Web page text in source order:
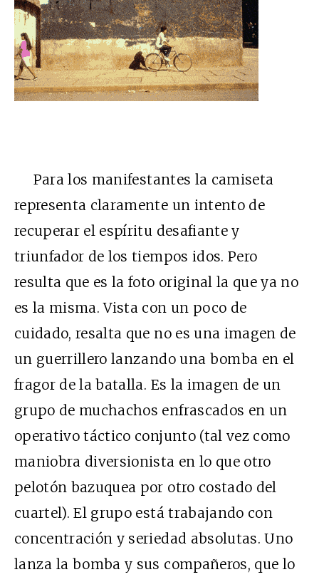
Para los manifestantes la camiseta
representa claramente un intento de
recuperar el espíritu desafiante y
triunfador de los tiempos idos. Pero
resulta que es la foto original la que ya no
es la misma. Vista con un poco de
cuidado, resalta que no es una imagen de
un guerrillero lanzando una bomba en el
fragor de la batalla. Es la imagen de un
grupo de muchachos enfrascados en un
operativo táctico conjunto (tal vez como
maniobra diversionista en lo que otro
pelotón bazuquea por otro costado del
cuartel). El grupo está trabajando con
concentración y seriedad absolutas. Uno
lanza la bomba y sus compañeros, que lo